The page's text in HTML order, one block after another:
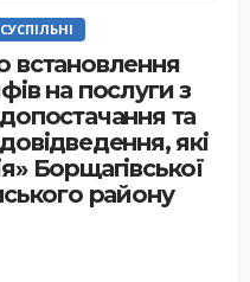
встановлення
на послуги з
та
які
Борщагівської
району